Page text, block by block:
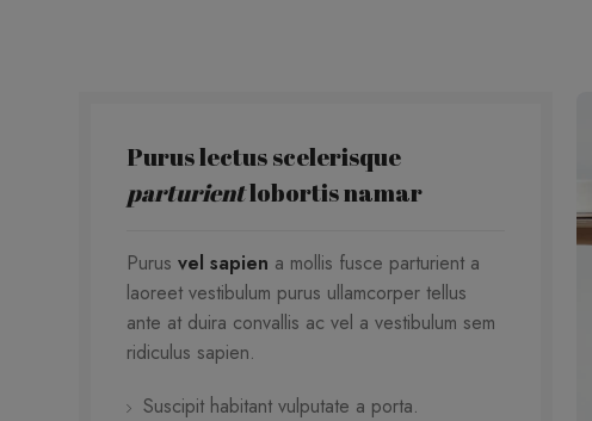
Purus lectus scelerisque
parturientlobortis namar
Purus vel sapien a mollis fusce parturient a
laoreet vestibulum purus ullamcorper tellus
ante at duira convallis ac vel a vestibulum sem
ridiculus sapien.
Suscipit habitant vulputate a porta.